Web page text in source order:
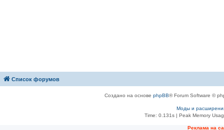
Список форумов
Создано на основе phpBB® Forum Software ©
Моды и
Time: 0.131s| Peak Memory
Рeклама на